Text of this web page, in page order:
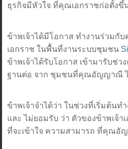
ธุรกิจมีหัวใจ ที่คุณเอกราชก่อตั้งขึ้
ข้าพเจ้าได้มีโอกาส ทำงานร่วม
เอกราช ในพื้นที่งานระบบชุมชน
ข้าพเจ้าได้รับโอกาส เข้ามารับช่
ฐานต่อ จาก ชุมชนที่คุณอัญญาณี ไ
ข้าพเจ้าจำได้ว่า ในช่วงที่เริ่มต้นท
และ ไม่ยอมรับ ว่า ตัวของข้าพเจ้า
ที่จะเข้าใจ ความสามารถ ที่คุณ